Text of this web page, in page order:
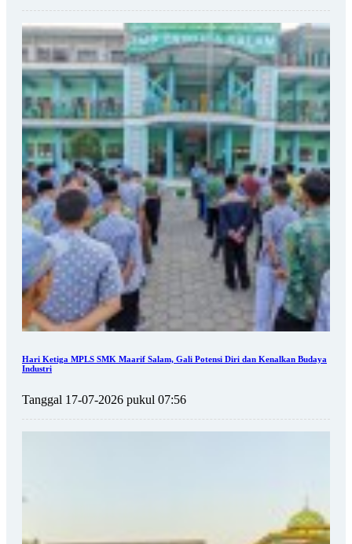
Hari Ketiga MPLS SMK Maarif Salam, Gali Potensi Diri dan Kenalkan Budaya
Industri
Tanggal 17-07-2026 pukul 07:56